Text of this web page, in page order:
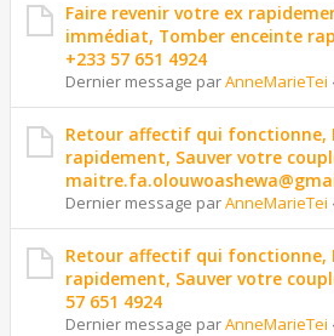
Faire revenir votre ex
immédiat, Tomber enceinte
+233 57 651 4924
Dernier message parAnneMarieTei
Retour affectif qui fonctionne,
rapidement, Sauver votre
Dernier message parAnneMarieTei
Retour affectif qui fonctionne,
rapidement, Sauver votre
57 651 4924
Dernier message parAnneMarieTei